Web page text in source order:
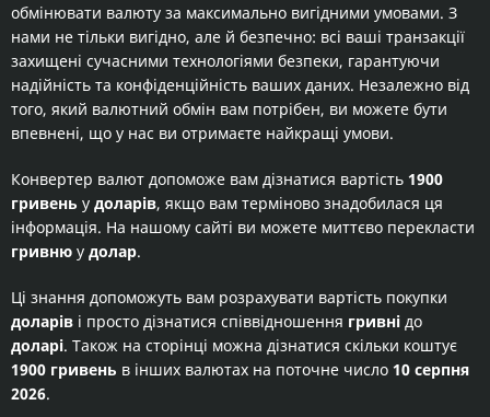
обмінювати валюту за максимально вигідними умовами. З
нами не тільки вигідно, але й безпечно: всі ваші транзакції
захищені сучасними технологіями безпеки, гарантуючи
надійність та конфіденційність ваших даних. Незалежно від
того, який валютний обмін вам потрібен, ви можете бути
впевнені, що у нас ви отримаєте найкращі умови.
Конвертер валют допоможе вам дізнатися вартість 1900
гривень у доларів, якщо вам терміново знадобилася ця
інформація. На нашому сайті ви можете миттєво перекласти
гривню у долар.
Ці знання допоможуть вам розрахувати вартість покупки
доларів і просто дізнатися співвідношення гривні до
доларі. Також на сторінці можна дізнатися скільки коштує
1900 гривень в інших валютах на поточне число 10 серпня
2026.